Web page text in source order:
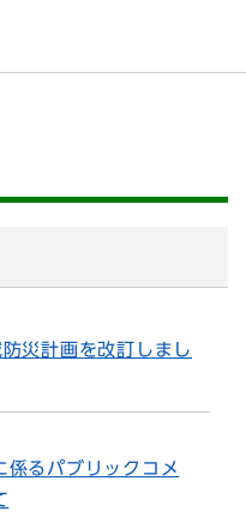
て本文へ
災計画を改訂しまし
係るパブリックコメ